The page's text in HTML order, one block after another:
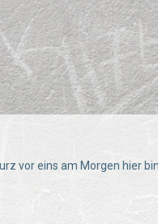
vor eins am Morgen hier bin.